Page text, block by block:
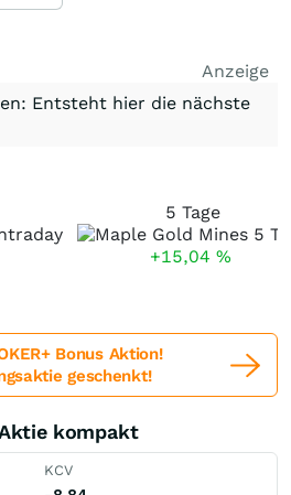
Anzeige
Entsteht hier die nächste
5 Tage
+15,04 %
Bonus Aktion!
geschenkt!
Aktie kompakt
KCV